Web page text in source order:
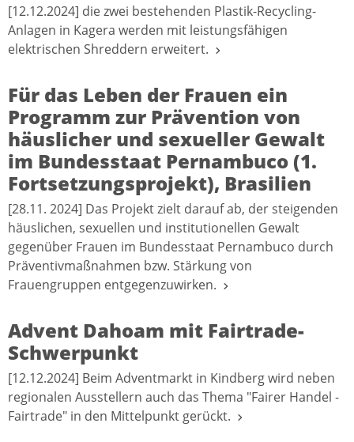
[12.12.2024] die zwei bestehenden Plastik-Recycling-
Anlagen in Kagera werden mit leistungsfähigen
elektrischen Shreddern erweitert.
Für das Leben der Frauen ein
Programm zur Prävention von
häuslicher und sexueller Gewalt
im Bundesstaat Pernambuco (1.
Fortsetzungsprojekt), Brasilien
[28.11. 2024] Das Projekt zielt darauf ab, der steigenden
häuslichen, sexuellen und institutionellen Gewalt
gegenüber Frauen im Bundesstaat Pernambuco durch
Präventivmaßnahmen bzw. Stärkung von
Frauengruppen entgegenzuwirken.
Advent Dahoam mit Fairtrade-
Schwerpunkt
[12.12.2024] Beim Adventmarkt in Kindberg wird neben
regionalen Ausstellern auch das Thema "Fairer Handel -
Fairtrade" in den Mittelpunkt gerückt.